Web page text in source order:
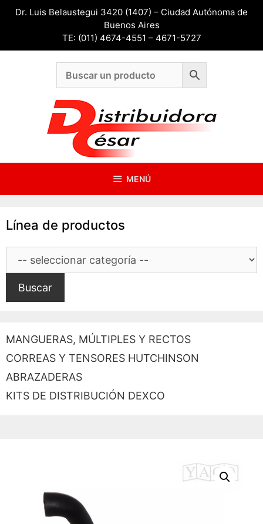
SaltarDr. Luis Belaustegui 3420 (1407) – Ciudad Autónoma de
Buenos Aires
TE: (011) 4674-4551 – 4671-5727
MENÚ
Línea de productos
Buscar
MANGUERAS, MÚLTIPLES Y RECTOS
CORREAS Y TENSORES HUTCHINSON
ABRAZADERAS
KITS DE DISTRIBUCIÓN DEXCO